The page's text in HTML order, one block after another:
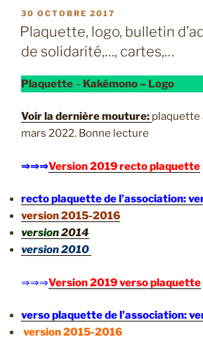
PUBLIÉ
LE
30 OCTOBRE 2017
Plaquette, logo, bulletin
de solidarité,…, cartes,…
Plaquette – Kakémono – Logo
Voir la dernière mouture: plaquette
mars 2022. Bonne lecture
⇒⇒⇒Version 2019 recto plaquette
recto plaquette de l’association:
version 2015-2016
version2014
version 2010
⇒⇒⇒Version 2019 verso plaquette
verso plaquette de l’association:
version 2015-2016